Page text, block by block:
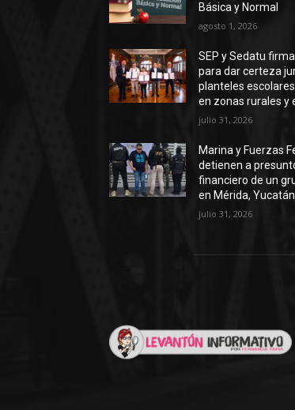
Básica y Normal
agosto 1, 2026
SEP y Sedatu
para dar certeza
planteles
en zonas rurales y
julio 31, 2026
Marina y Fuerzas
detienen a
financiero de un
en Mérida, Yucatán
julio 31, 2026